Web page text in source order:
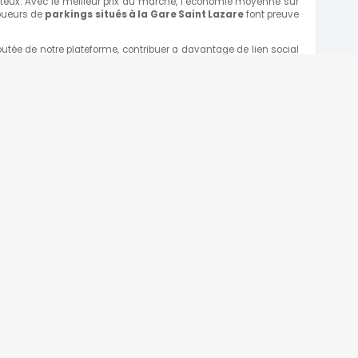
de parkings situés à la GareSaint Lazarefont preuve
de notre plateforme, contribuer a davantage de lien social